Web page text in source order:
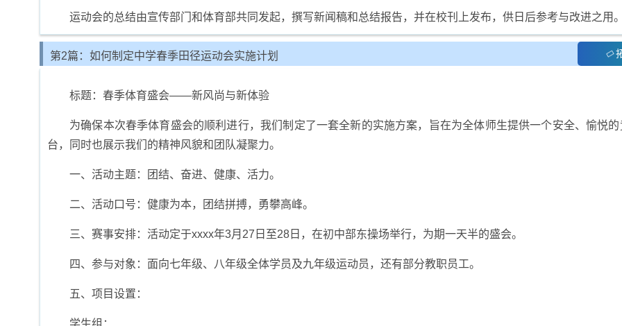
运动会的总结由宣传部门和体育部共同发起，撰写新闻稿和总结报告，并在校刊上发布，供日后参考与改进之用
第2篇：如何制定中学春季田径运动会实施计划
标题：春季体育盛会——新风尚与新体验
为确保本次春季体育盛会的顺利进行，我们制定了一套全新的实施方案，旨在为全体师生提供一个安全、愉悦
台，同时也展示我们的精神风貌和团队凝聚力。
一、活动主题：团结、奋进、健康、活力。
二、活动口号：健康为本，团结拼搏，勇攀高峰。
三、赛事安排：活动定于xxxx年3月27日至28日，在初中部东操场举行，为期一天半的盛会。
四、参与对象：面向七年级、八年级全体学员及九年级运动员，还有部分教职员工。
五、项目设置：
学生组：